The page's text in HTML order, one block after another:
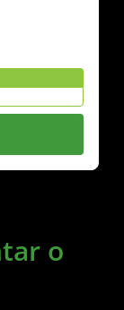
o